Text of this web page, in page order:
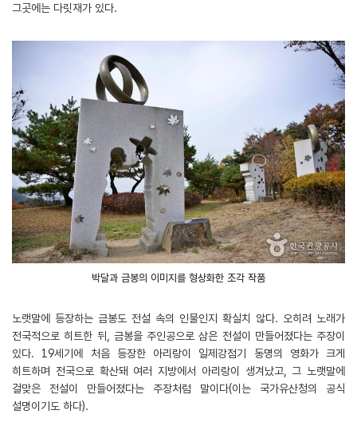
그곳에는 다릿재가 있다.
박달과 금봉의 이미지를 형상화한 조각 작품
노랫말에 등장하는 금봉도 전설 속의 인물인지 확실치 않다. 오히려 노래가
전국적으로 히트한 뒤, 금봉을 주인공으로 삼은 전설이 만들어졌다는 주장이
있다. 19세기에 처음 등장한 아리랑이 일제강점기 동명의 영화가 크게
히트하며 전국으로 확산돼 여러 지방에서 아리랑이 생겨났고, 그 노랫말에
걸맞은 전설이 만들어졌다는 주장처럼 말이다(이는 국가유산청의 공식
설명이기도 하다).